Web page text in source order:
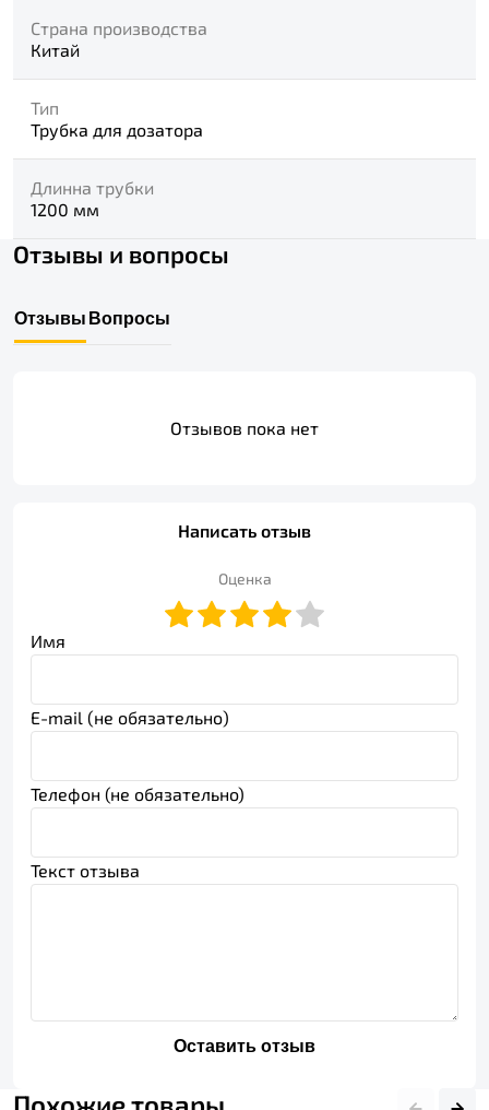
Страна производства
Китай
Тип
Трубка для дозатора
Длинна трубки
1200 мм
Отзывы и вопросы
Отзывы Вопросы
Отзывов пока нет
Написать отзыв
Оценка
Имя
E-mail (не обязательно)
Телефон (не обязательно)
Текст отзыва
Оставить отзыв